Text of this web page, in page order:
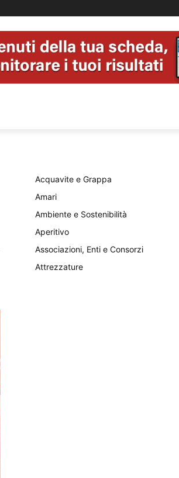
Acquavite e Grappa
Amari
Ambiente e Sostenibilità
Aperitivo
Associazioni, Enti e Consorzi
Attrezzature